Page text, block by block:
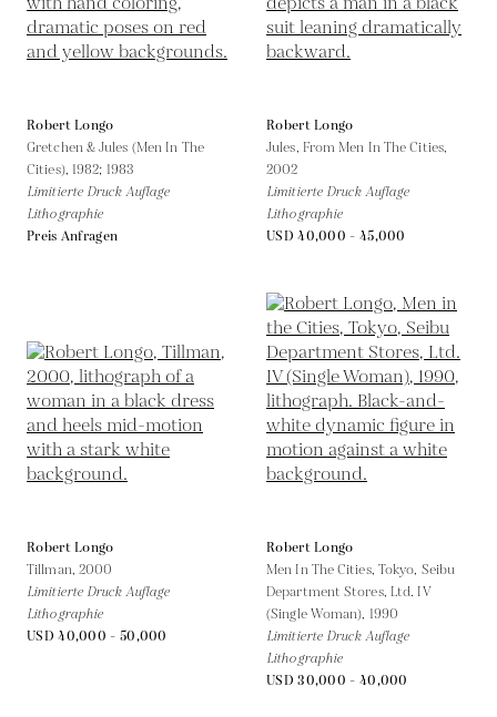
Robert Longo
Gretchen & Jules (Men In The
Cities), 1982; 1983
Limitierte Druck Auflage
Lithographie
Preis Anfragen
Robert Longo
Jules, From Men In The Cities,
2002
Limitierte Druck Auflage
Lithographie
USD 40,000 - 45,000
Robert Longo
Tillman, 2000
Limitierte Druck Auflage
Lithographie
USD 40,000 - 50,000
Robert Longo
Men In The Cities, Tokyo, Seibu
Department Stores, Ltd. IV
(Single Woman), 1990
Limitierte Druck Auflage
Lithographie
USD 30,000 - 40,000